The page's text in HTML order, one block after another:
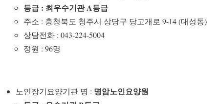
등급 : 최우수기관 A등급
주소 : 충청북도 청주시 상당구 당고개로 9-14 (대성동)
상담전화 : 043-224-5004
정원 : 96명
노인장기요양기관 명 : 명암노인요양원